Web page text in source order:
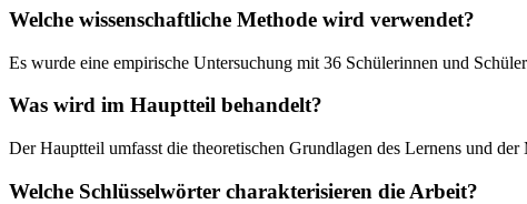
Welche wissenschaftliche Methode wird verwendet?
Es wurde eine empirische Untersuchung mit 36 Schülerinnen und
Was wird im Hauptteil behandelt?
Der Hauptteil umfasst die theoretischen Grundlagen des Lernens und
Welche Schlüsselwörter charakterisieren die Arbeit?